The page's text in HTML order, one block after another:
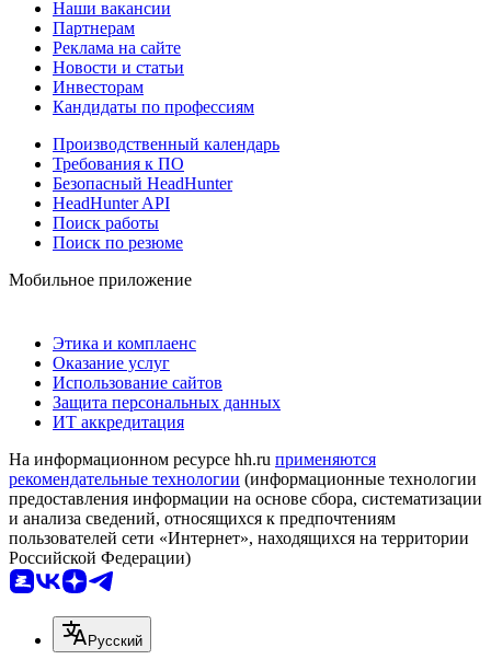
Наши вакансии
Партнерам
Реклама на сайте
Новости и статьи
Инвесторам
Кандидаты по профессиям
Производственный календарь
Требования к ПО
Безопасный HeadHunter
HeadHunter API
Поиск работы
Поиск по резюме
Мобильное приложение
Этика и комплаенс
Оказание услуг
Использование сайтов
Защита персональных данных
ИТ аккредитация
На информационном ресурсе hh.ru применяются
рекомендательные технологии (информационные технологии
предоставления информации на основе сбора, систематизации
и анализа сведений, относящихся к предпочтениям
пользователей сети «Интернет», находящихся на территории
Российской Федерации)
Русский